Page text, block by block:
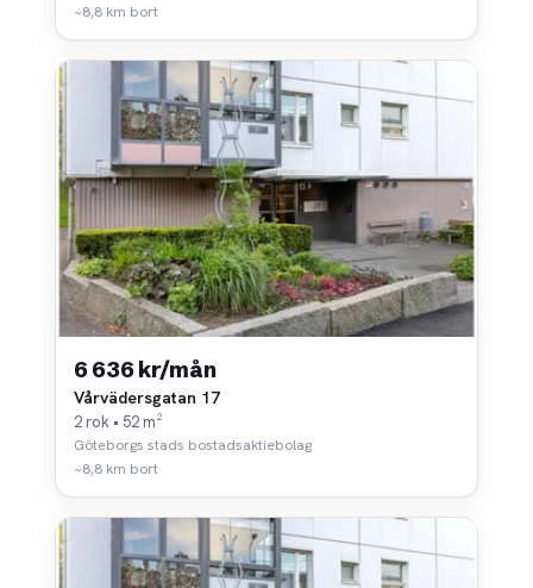
~8,8 km bort
6 636 kr/mån
Vårvädersgatan 17
2 rok • 52 m²
Göteborgs stads bostadsaktiebolag
~8,8 km bort